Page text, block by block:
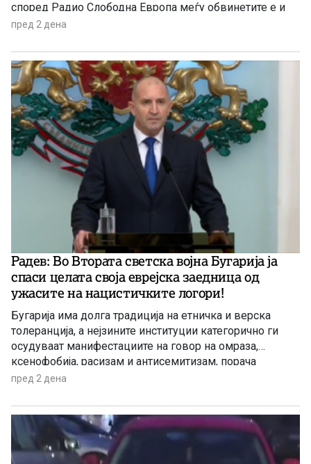
според Радио Слободна Европа меѓу обвинетите е и
поранешниот потпретседател на Српска листа, Милан
пред 2 дена
Радев: Во Втората светска војна Бугарија ја
спаси целата своја еврејска заедница од
ужасите на нацистичките логори!
Бугарија има долга традиција на етничка и верска
толеранција, а нејзините институции категорично ги
осудуваат манифестациите на говор на омраза,
ксенофобија, расизам и антисемитизам, порача
бугарскиот премиер Румен Радев како одговор на
група млади Евреи од Италија. Инцидентот се случил
во познатото бугарско одморалиште на 2 август,
додека во градот се одвивал големиот џез фестивал.
пред 2 дена